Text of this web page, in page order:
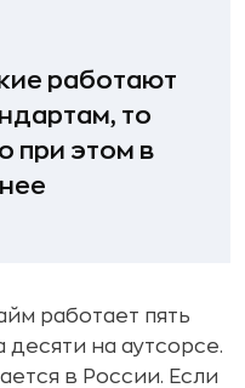
работают
то
при этом в
работает пять
на аутсорсе.
в России. Если